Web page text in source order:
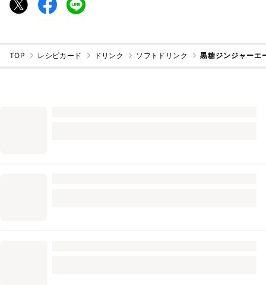
TOP レシピカード ドリンク ソフトドリンク 黒糖ジンジャーエ